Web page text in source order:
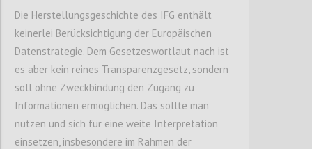
Die Herstellungsgeschichte des IFG enthält
keinerlei Berücksichtigung der Europäischen
Datenstrategie. Dem Gesetzeswortlaut nach ist
es aber kein reines Transparenzgesetz, sondern
soll ohne Zweckbindung den Zugang zu
Informationen ermöglichen. Das sollte man
nutzen und sich für eine weite Interpretation
einsetzen, insbesondere im Rahmen der